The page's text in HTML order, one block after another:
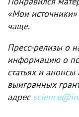
«Мои источники»
чаще.
Пресс-релизы о
информацию о
статьях и
выигранных
адрес